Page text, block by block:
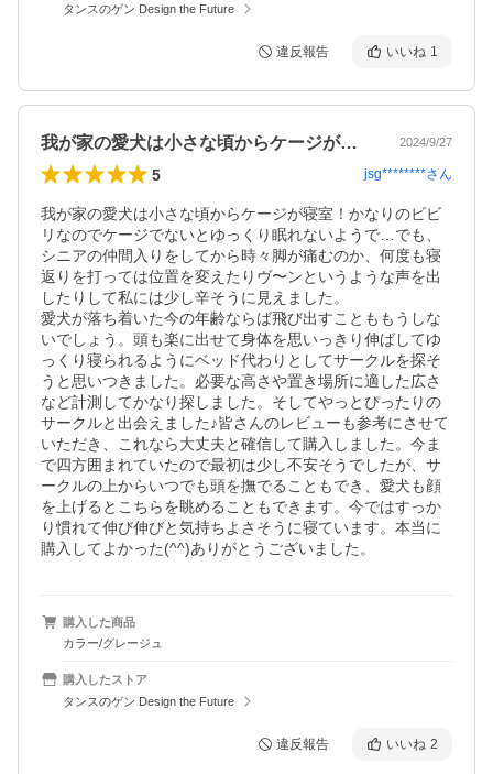
タンスのゲン Design the Future
違反報告 いいね 1
我が家の愛犬は小さな頃からケージが寝室… 2024/9/27
5 jsg********さん
我が家の愛犬は小さな頃からケージが寝室！かなりのビビ
リなのでケージでないとゆっくり眠れないようで…でも、
シニアの仲間入りをしてから時々脚が痛むのか、何度も寝
返りを打っては位置を変えたりヴ〜ンというような声を出
したりして私には少し辛そうに見えました。
愛犬が落ち着いた今の年齢ならば飛び出すことももうしな
いでしょう。頭も楽に出せて身体を思いっきり伸ばしてゆ
っくり寝られるようにベッド代わりとしてサークルを探そ
うと思いつきました。必要な高さや置き場所に適した広さ
など計測してかなり探しました。そしてやっとぴったりの
サークルと出会えました♪皆さんのレビューも参考にさせて
いただき、これなら大丈夫と確信して購入しました。今ま
で四方囲まれていたので最初は少し不安そうでしたが、サ
ークルの上からいつでも頭を撫でることもでき、愛犬も顔
を上げるとこちらを眺めることもできます。今ではすっか
り慣れて伸び伸びと気持ちよさそうに寝ています。本当に
購入してよかった(^^)ありがとうございました。
購入した商品
カラー/グレージュ
購入したストア
タンスのゲン Design the Future
違反報告 いいね 2